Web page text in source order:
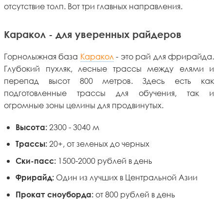
отсутствие толп. Вот три главных направления.
Каракол - для уверенных райдеров
Горнолыжная база Каракол- это рай для фрирайда.
Глубокий пухляк, лесные трассы между елями и
перепад высот 800 метров. Здесь есть как
подготовленные трассы для обучения, так и
огромные зоны целины для продвинутых.
Высота: 2300 - 3040 м
Трассы: 20+, от зеленых до черных
Ски-пасс: 1500-2000 рублей в день
Фрирайд: Один из лучших в Центральной Азии
Прокат сноуборда: от 800 рублей в день